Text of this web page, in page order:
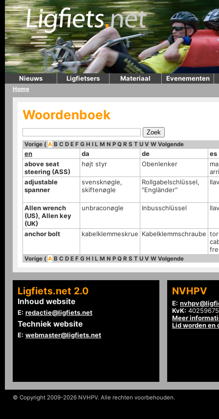
Nieuws Ligfietsers Materiaal Evenementen
Home
Woordenboek
Vorige ( A B C D E F G H I L M N P Q R S T U V W Volgende
en da de
es
above seat
steering (ASS)
højt styr Obenlenker
adjustable
spanner
svensknøgle,
skiftenøgle
Rollgabelschlüssel,
"Engländer"
Allen wrench
(US), Allen key
(UK)
unbraconøgle Inbusschlüssel
anchor bolt kabelklemmeskrue Kabelklemmschraube
Vorige ( A B C D E F G H I L M N P Q R S T U V W Volgende
Ligfiets.net 2.0
Inhoud website
E: redactie@ligfiets.net
Techniek website
E: webmaster@ligfiets.net
NVHPV
E:
KvK: 40259675
Meer
Lid worden en
© Copyright 2009-2026 NVHPV. Alle rechten voorbehouden.